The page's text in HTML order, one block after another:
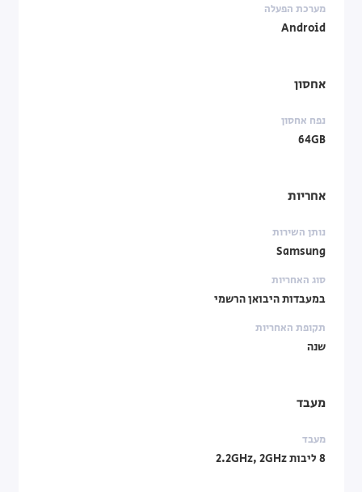
מערכת הפעלה
Android
אחסון
נפח אחסון
64GB
אחריות
נותן השירות
Samsung
סוג האחריות
במעבדות היבואן הרשמי
תקופת האחריות
שנה
מעבד
מעבד
8 ליבות 2.2GHz, 2GHz